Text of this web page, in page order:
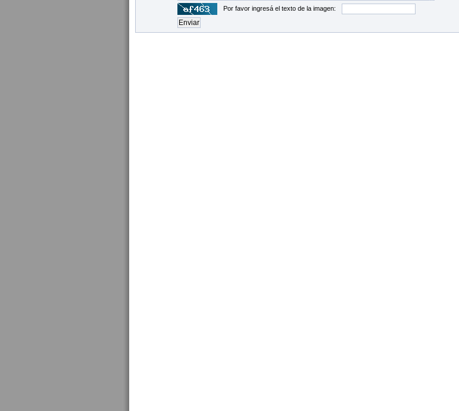
Por favor ingresá el texto de la imagen: